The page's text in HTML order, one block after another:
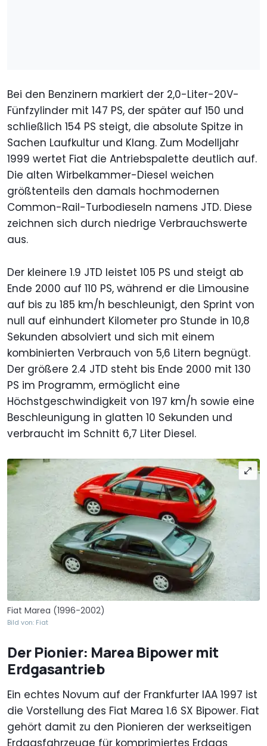
Bei den Benzinern markiert der 2,0-Liter-20V-
Fünfzylinder mit 147 PS, der später auf 150 und
schließlich 154 PS steigt, die absolute Spitze in
Sachen Laufkultur und Klang. Zum Modelljahr
1999 wertet Fiat die Antriebspalette deutlich auf.
Die alten Wirbelkammer-Diesel weichen
größtenteils den damals hochmodernen
Common-Rail-Turbodieseln namens JTD. Diese
zeichnen sich durch niedrige Verbrauchswerte
aus.
Der kleinere 1.9 JTD leistet 105 PS und steigt ab
Ende 2000 auf 110 PS, während er die Limousine
auf bis zu 185 km/h beschleunigt, den Sprint von
null auf einhundert Kilometer pro Stunde in 10,8
Sekunden absolviert und sich mit einem
kombinierten Verbrauch von 5,6 Litern begnügt.
Der größere 2.4 JTD steht bis Ende 2000 mit 130
PS im Programm, ermöglicht eine
Höchstgeschwindigkeit von 197 km/h sowie eine
Beschleunigung in glatten 10 Sekunden und
verbraucht im Schnitt 6,7 Liter Diesel.
Fiat Marea (1996-2002)
Bild von: Fiat
Der Pionier: Marea Bipower mit
Erdgasantrieb
Ein echtes Novum auf der Frankfurter IAA 1997 ist
die Vorstellung des Fiat Marea 1.6 SX Bipower. Fiat
gehört damit zu den Pionieren der werkseitigen
Erdgasfahrzeuge für komprimiertes Erdgas